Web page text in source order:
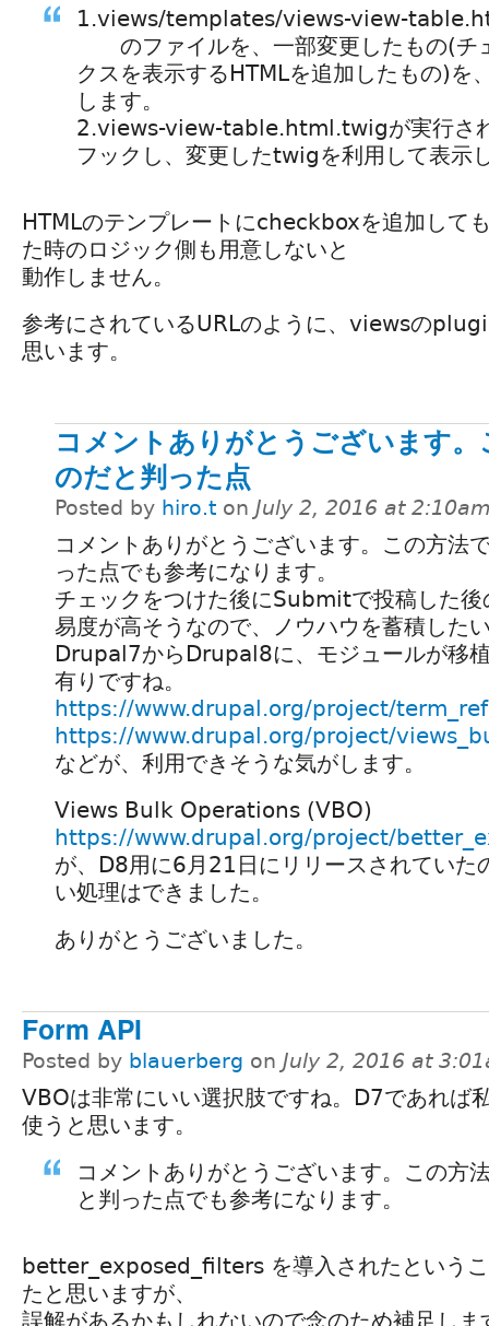
1.views/templates/views-view-
のファイルを、一部変更したもの(チ
クスを表示するHTMLを追加したもの)を
します。
2.views-view-table.html.twigが実行さ
フックし、変更したtwigを利用して表示
HTMLのテンプレートにcheckboxを追加して
た時のロジック側も用意しないと
動作しません。
参考にされているURLのように、viewsの
思います。
コメントありがとうございます
のだと判った点
Posted by hiro.t on July 2, 2016 at
コメントありがとうございます。この方法
った点でも参考になります。
チェックをつけた後にSubmitで投稿した後
易度が高そうなので、ノウハウを蓄積した
Drupal7からDrupal8に、モジュールが移
有りですね。
https://www.drupal.org/project/
https://www.drupal.org/project/
などが、利用できそうな気がします。
Views Bulk Operations (VBO)
https://www.drupal.org/project/
が、D8用に6月21日にリリースされていた
い処理はできました。
ありがとうございました。
Form API
Posted by blauerberg on July 2, 2016 at
VBOは非常にいい選択肢ですね。D7であれば
使うと思います。
コメントありがとうございます。この方
と判った点でも参考になります。
better_exposed_filters を導入されたという
たと思いますが、
誤解があるかもしれないので念のため補足しま